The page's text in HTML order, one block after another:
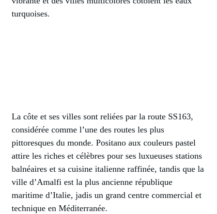
turquoises.
La côte et ses villes sont reliées par la route SS163,
considérée comme l’une des routes les plus
pittoresques du monde. Positano aux couleurs pastel
attire les riches et célèbres pour ses luxueuses stations
balnéaires et sa cuisine italienne raffinée, tandis que la
ville d’Amalfi est la plus ancienne république
maritime d’Italie, jadis un grand centre commercial et
technique en Méditerranée.